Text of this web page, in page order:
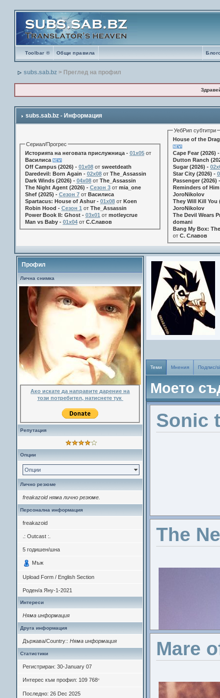
Toolbar ® Общи правила
subs.sab.bz > Преглед на профил
subs.sab.bz - Информация
Сериал/Прогрес
Историята на неговата прислужница - 01х05от
Василиса
Off Campus (2026) - 01x08от sweetdeath
Daredevil: Born Again - 02x08от The_Assassin
Dark Winds (2026) - 04x08от The_Assassin
The Night Agent (2026) - Сезон 3от mia_one
Shef (2025) - Сезон 7от Василиса
Spartacus: House of Ashur - 01x08от Koen
Robin Hood - Сезон 1 от The_Assassin
Power Book II: Ghost - 03x01 от motleycrue
Man vs Baby - 01x04от С.Славов
УебРип субтитри
House of the
Cape Fear (2026)
Dutton Ranch
Sugar (2026) -
Star City (2026) -
Passenger (2026)
Reminders of
JoroNikolov
They Will Kill You
JoroNikolov
The Devil Wears
domani
Bang My Box:
от С. Славов
Профил
Лична снимка
Ако искате да направите дарение на
този потребител, натиснете тук
Репутация
Опции
Опции
Лично резюме
freakazoid няма лично резюме.
Персонална информация
freakazoid
.: Outcast :.
5 годишен/шна
Мъж
Upload Form / English Section
Роден/а Яну-1-2021
Интереси
Няма информация
Друга информация
Държава/Country::Няма информация
Статистики
Регистриран: 30-January 07
Интерес към профил: 109 768*
Последно: 26 Dec 2025
Теми Мнения Подпис/
Моето
Sonic
The
Mare